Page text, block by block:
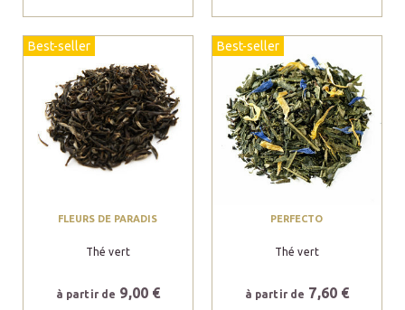
Best-seller
FLEURS DE PARADIS
Thé vert
à partir de 9,00 €
Best-seller
PERFECTO
Thé vert
à partir de 7,60 €